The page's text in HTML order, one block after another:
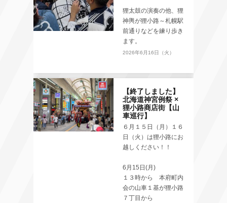
狸太鼓の演奏の他、狸
神輿が狸小路～札幌駅
前通りなどを練り歩き
ます。
2026年6月16日（火）
【終了しました】
北海道神宮例祭 ×
狸小路商店街【山
車巡行】
６月１５日（月）１６
日（火）は狸小路にお
越しください！！
6月15日(月)
１３時から 本府町内
会の山車１基が狸小路
７丁目から